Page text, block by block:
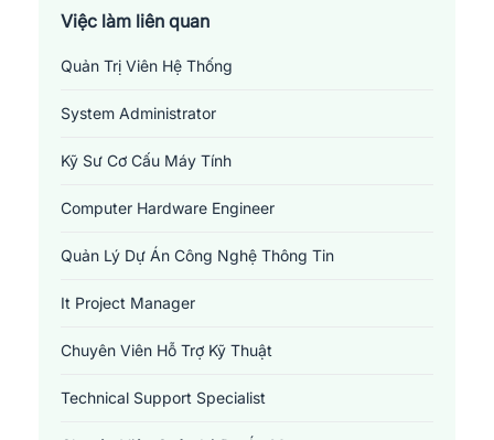
Thành Phố Hải Dương
Thị Xã Chí Linh
Việc làm liên quan
Quản Trị Viên Hệ Thống
System Administrator
Kỹ Sư Cơ Cấu Máy Tính
Computer Hardware Engineer
Quản Lý Dự Án Công Nghệ Thông Tin
It Project Manager
Chuyên Viên Hỗ Trợ Kỹ Thuật
Technical Support Specialist